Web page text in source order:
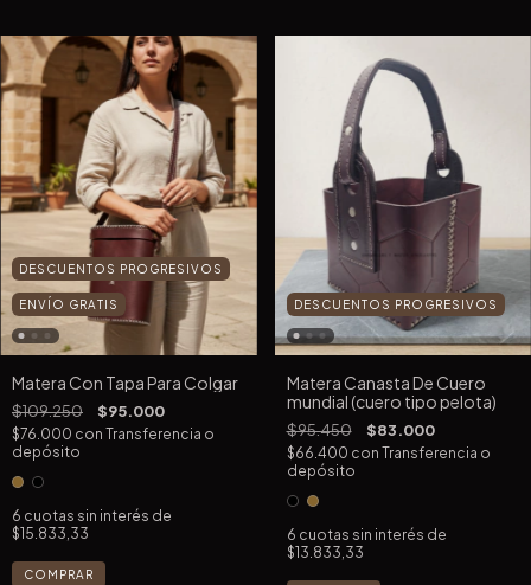
DESCUENTOS PROGRESIVOS
ENVÍO GRATIS
Matera Con Tapa Para Colgar
$109.250 $95.000
$76.000 con Transferencia o
depósito
6 cuotas sin interés de
$15.833,33
COMPRAR
DESCUENTOS PROGRESIVOS
Matera Canasta De Cuero
mundial (cuero tipo pelota)
$95.450 $83.000
$66.400 con Transferencia o
depósito
6 cuotas sin interés de
$13.833,33